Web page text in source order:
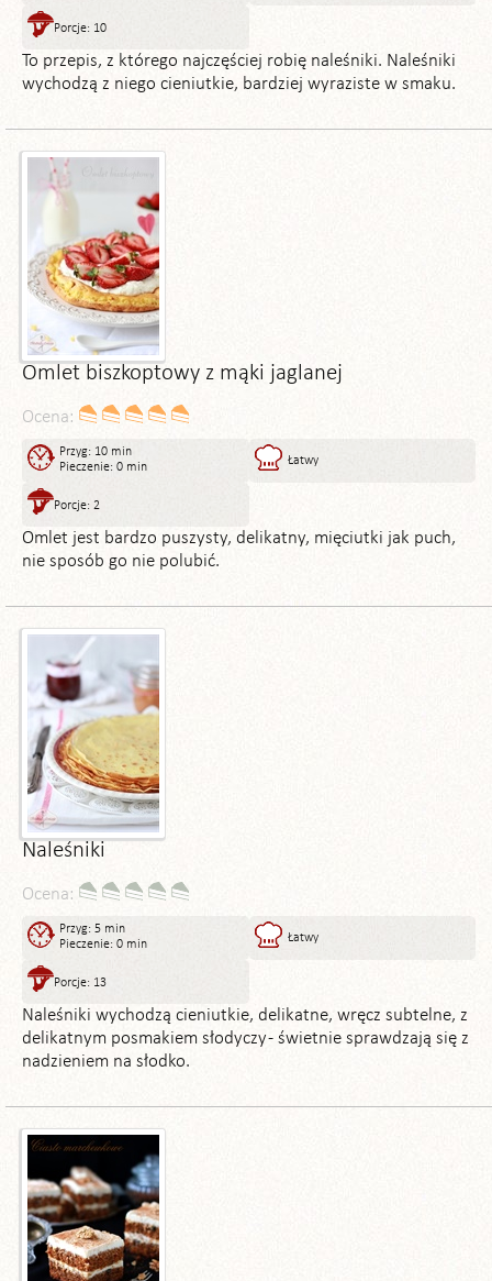
Porcje: 10
To przepis, z którego najczęściej robię naleśniki. Naleśniki
wychodzą z niego cieniutkie, bardziej wyraziste w smaku.
Omlet biszkoptowy z mąki jaglanej
Ocena:
Przyg: 10 min
Pieczenie: 0 min
Łatwy
Porcje: 2
Omlet jest bardzo puszysty, delikatny, mięciutki jak puch,
nie sposób go nie polubić.
Naleśniki
Ocena:
Przyg: 5 min
Pieczenie: 0 min
Łatwy
Porcje: 13
Naleśniki wychodzą cieniutkie, delikatne, wręcz subtelne, z
delikatnym posmakiem słodyczy - świetnie sprawdzają się z
nadzieniem na słodko.